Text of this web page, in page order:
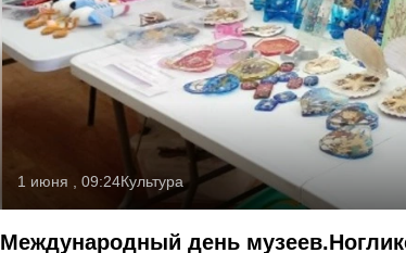
1 июня , 09:24Культура
Международный день